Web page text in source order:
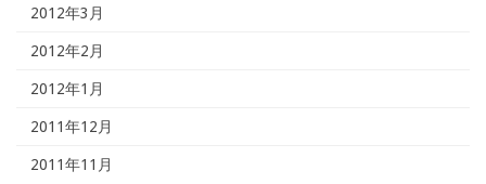
2012年3月
2012年2月
2012年1月
2011年12月
2011年11月